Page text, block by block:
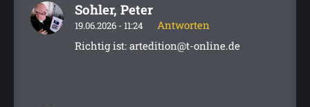
Sohler, Peter
19.06.2026 - 11:24
Antworten
Richtig ist: artedition@t-online.de